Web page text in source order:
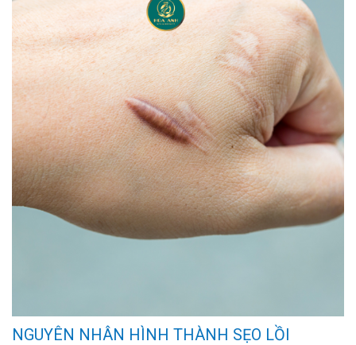
NGUYÊN NHÂN HÌNH THÀNH SẸO LỒI